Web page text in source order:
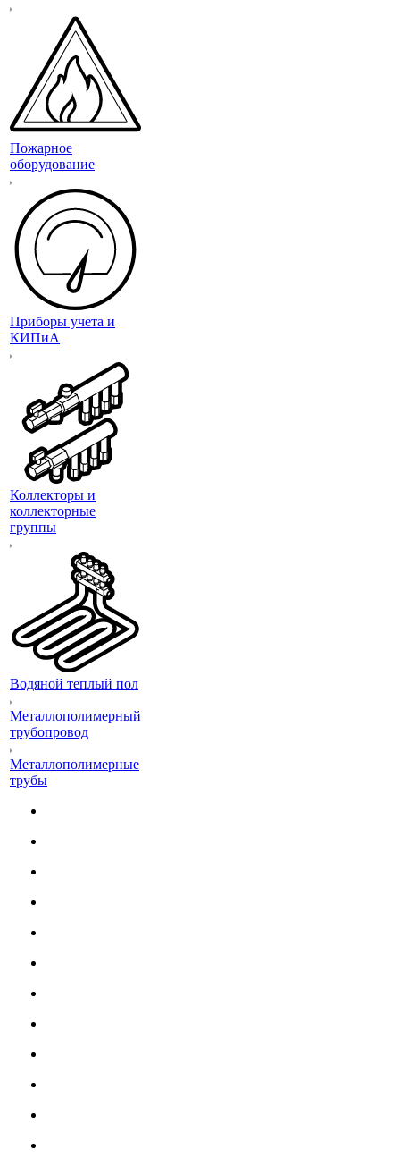
Пожарное
оборудование
Приборы учета и
КИПиА
Коллекторы и
коллекторные
группы
Водяной теплый пол
Металлополимерный
трубопровод
Металлополимерные
трубы